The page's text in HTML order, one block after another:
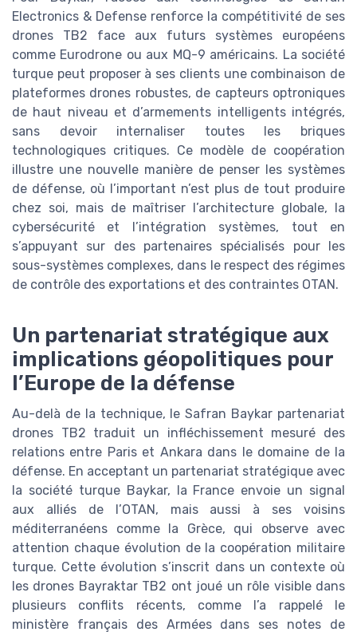
Electronics & Defense renforce la compétitivité de ses
drones TB2 face aux futurs systèmes européens
comme Eurodrone ou aux MQ-9 américains. La société
turque peut proposer à ses clients une combinaison de
plateformes drones robustes, de capteurs optroniques
de haut niveau et d’armements intelligents intégrés,
sans devoir internaliser toutes les briques
technologiques critiques. Ce modèle de coopération
illustre une nouvelle manière de penser les systèmes
de défense, où l’important n’est plus de tout produire
chez soi, mais de maîtriser l’architecture globale, la
cybersécurité et l’intégration systèmes, tout en
s’appuyant sur des partenaires spécialisés pour les
sous-systèmes complexes, dans le respect des régimes
de contrôle des exportations et des contraintes OTAN.
Un partenariat stratégique aux
implications géopolitiques pour
l’Europe de la défense
Au-delà de la technique, le Safran Baykar partenariat
drones TB2 traduit un infléchissement mesuré des
relations entre Paris et Ankara dans le domaine de la
défense. En acceptant un partenariat stratégique avec
la société turque Baykar, la France envoie un signal
aux alliés de l’OTAN, mais aussi à ses voisins
méditerranéens comme la Grèce, qui observe avec
attention chaque évolution de la coopération militaire
turque. Cette évolution s’inscrit dans un contexte où
les drones Bayraktar TB2 ont joué un rôle visible dans
plusieurs conflits récents, comme l’a rappelé le
ministère français des Armées dans ses notes de